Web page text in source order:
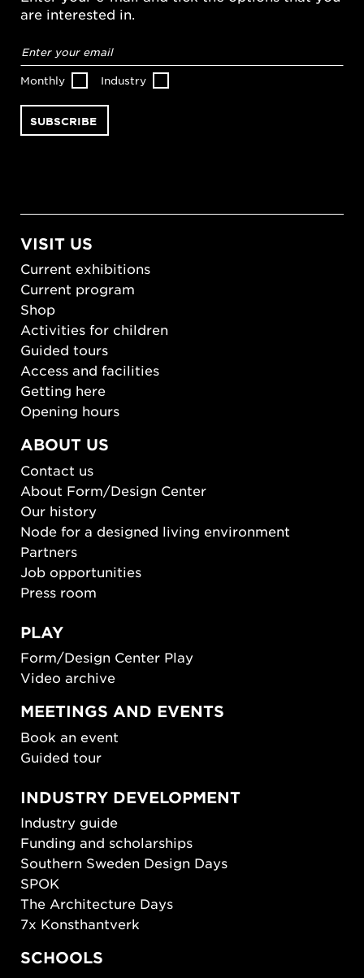
are interested in.
address*
Monthly Industry
VISIT US
Current exhibitions
Current program
Shop
Activities for children
Guided tours
Access and facilities
Getting here
Opening hours
ABOUT US
Contact us
About Form/Design Center
Our history
Node for a designed living environment
Partners
Job opportunities
Press room
PLAY
Form/Design Center Play
Video archive
MEETINGS AND EVENTS
Book an event
Guided tour
INDUSTRY DEVELOPMENT
Industry guide
Funding and scholarships
Southern Sweden Design Days
SPOK
The Architecture Days
7x Konsthantverk
SCHOOLS